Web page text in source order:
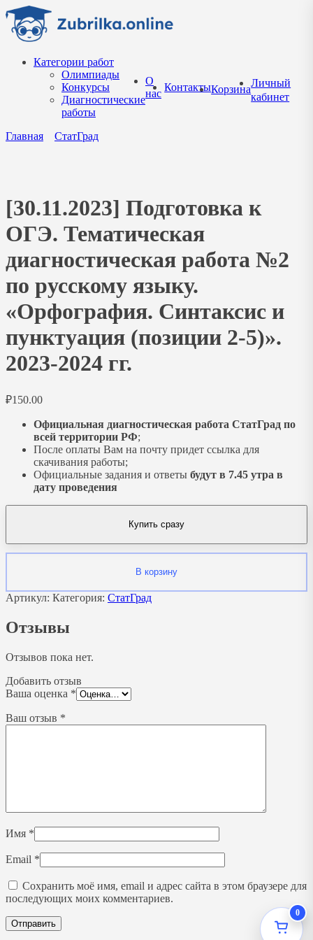
Перейти
содержанию
Категории работ
Олимпиады
Конкурсы
Диагностические
работы
О
нас
КонтактыКорзина
Личный
кабинет
Главная СтатГрад
[30.11.2023] Подготовка к
ОГЭ. Тематическая
диагностическая работа №2
по русскому языку.
«Орфография. Синтаксис и
пунктуация (позиции 2-5)».
2023-2024 гг.
₽150.00
Официальная диагностическая работа СтатГрад по
всей территории РФ;
После оплаты Вам на почту придет ссылка для
скачивания работы;
Официальные задания и ответы будут в 7.45 утра в
дату проведения
Купить сразу
В корзину
Артикул: Категория: СтатГрад
Отзывы
Отзывов пока нет.
Добавить отзыв
Ваша оценка *
Ваш отзыв *
Имя *
Email *
Сохранить моё имя, email и адрес сайта в этом браузере для
последующих моих комментариев.
0